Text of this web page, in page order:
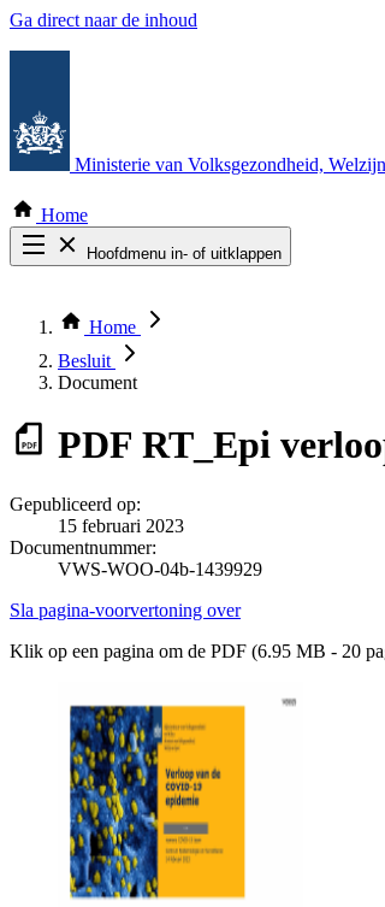
Ga direct naar de inhoud
Ministerie van Volksgezondheid,
Home
Hoofdmenu in- of uitklappen
Thema COVID-19
Bekijk per bestuursorgaan
Home
Besluit
Document
PDF RT_Epi
Gepubliceerd op:
15 februari 2023
Documentnummer:
VWS-WOO-04b-1439929
Sla pagina-voorvertoning over
Klik op een pagina om de PDF (6.95 MB - 20